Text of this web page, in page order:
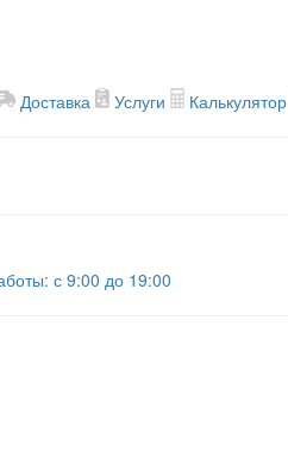
Доставка Услуги Калькулятор
с 9:00 до 19:00